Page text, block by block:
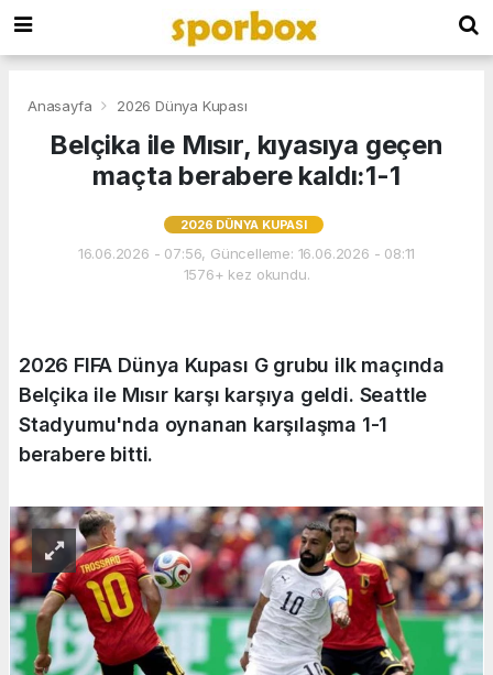
Anasayfa 2026 Dünya Kupası
Belçika ile Mısır, kıyasıya geçen
maçta berabere kaldı:1-1
2026 DÜNYA KUPASI
16.06.2026 - 07:56, Güncelleme: 16.06.2026 - 08:11
1576+ kez okundu.
2026 FIFA Dünya Kupası G grubu ilk maçında
Belçika ile Mısır karşı karşıya geldi. Seattle
Stadyumu'nda oynanan karşılaşma 1-1
berabere bitti.